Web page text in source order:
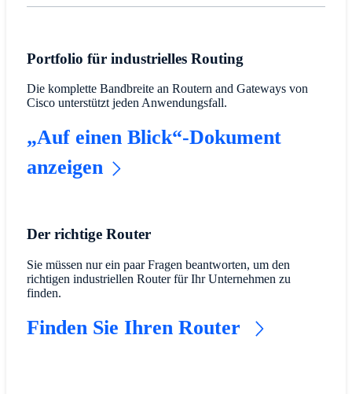
​Portfolio für industrielles Routing​
Die komplette Bandbreite an Routern and Gateways von
Cisco unterstützt jeden Anwendungsfall.
„Auf einen Blick“-Dokument
anzeigen
Der richtige Router
​Sie müssen nur ein paar Fragen beantworten, um den
richtigen industriellen Router für Ihr Unternehmen zu
finden.
Finden Sie Ihren Router